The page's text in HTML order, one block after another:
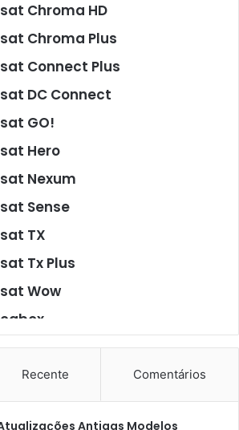
Chroma HD
Chroma Plus
Connect Plus
DC Connect
GO!
Hero
Nexum
Sense
TX
Tx Plus
Wow
S101
S105
S105 Plus
Recente Comentários
Antigas Modelos